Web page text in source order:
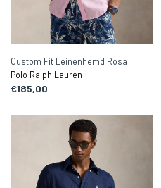
Custom Fit Leinenhemd Rosa
Polo Ralph Lauren
€185,00